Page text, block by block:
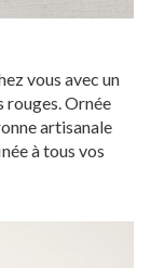
vous avec un
rouges. Ornée
artisanale
à tous vos